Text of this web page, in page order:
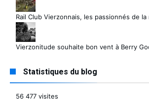
Rail Club Vierzonnais, les passionnés de
Vierzonitude souhaite bon vent à Berry
Statistiques du blog
56 477 visites